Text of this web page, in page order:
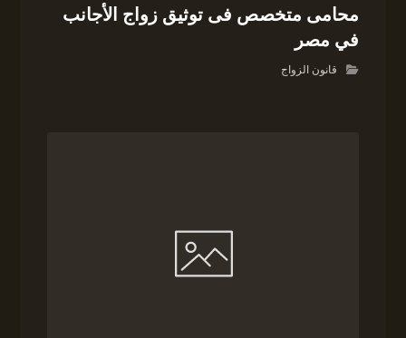
محامى متخصص فى توثيق زواج الأجانب
في مصر
قانون الزواج